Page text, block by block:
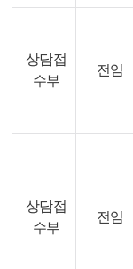
상담접
수부
전임
상담접
수부
전임